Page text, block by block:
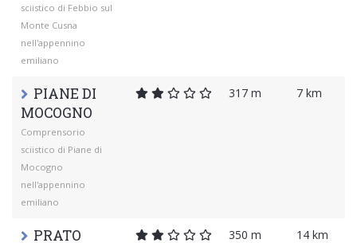
sciistico di Febbio sul
Monte Cusna
nell'appennino
emiliano
PIANE DI
MOCOGNO
Comprensorio
sciistico di Piane di
Mocogno
nell'appennino
emiliano
317 m 7 km
PRATO 350 m 14 km